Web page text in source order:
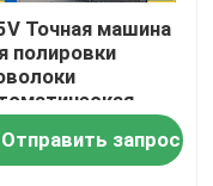
Точная машина
полировки
Отправить запрос